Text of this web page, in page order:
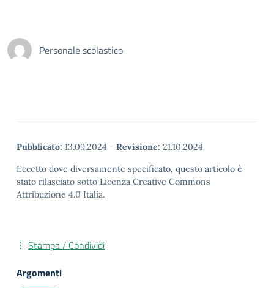
Personale scolastico
Pubblicato: 13.09.2024 - Revisione: 21.10.2024
Eccetto dove diversamente specificato, questo articolo è
stato rilasciato sotto Licenza Creative Commons
Attribuzione 4.0 Italia.
Stampa / Condividi
Argomenti